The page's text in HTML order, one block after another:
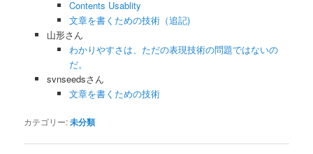
Contents Usablity
文章を書くための技術（追記)
山形さん
わかりやすさは、ただの表現技術の問題ではないの
だ。
svnseedsさん
文章を書くための技術
カテゴリー:未分類